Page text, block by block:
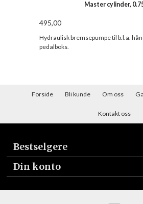
Master cylinder,
495,00
Hydraulisk bremsepumpe til b.l.a.
pedalboks.
Forside Bli kunde Om oss
Kontakt oss
Bestselgere
Din konto